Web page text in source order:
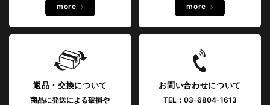
more more
返品・交換について
商品に発送による破損や
お問い合わせについて
TEL：03-6804-1613